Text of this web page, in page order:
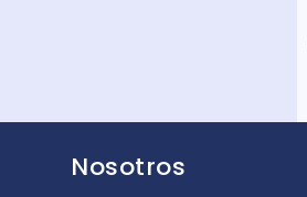
Nosotros